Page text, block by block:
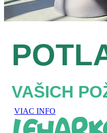
VAŠICH
VIAC INFO